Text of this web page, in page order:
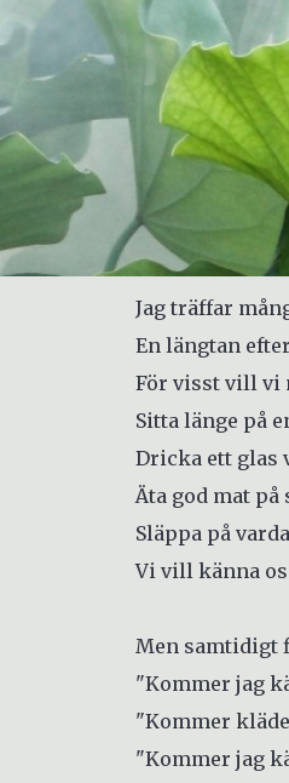
Jag träffar
En längtan
För visst vill vi
Sitta länge på
Dricka ett glas
Äta god mat på
Släppa på
Vi vill känna
Men samtidigt
"Kommer jag
"Kommer
"Kommer jag